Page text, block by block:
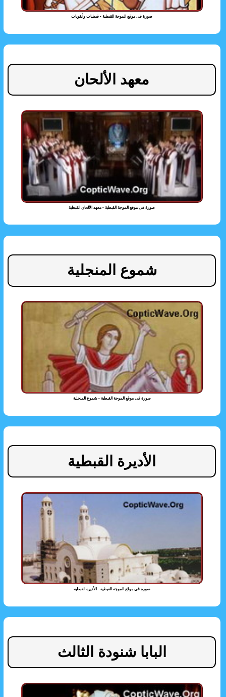
صورة فى موقع الموجة القبطية - قبطيات وأيقونات
معهد الألحان
صورة فى موقع الموجة القبطية - معهد الألحان القبطية
شموع المنجلية
صورة فى موقع الموجة القبطية - شموع المنجلية
الأديرة القبطية
صورة فى موقع الموجة القبطية - الأديرة القبطية
البابا شنودة الثالث